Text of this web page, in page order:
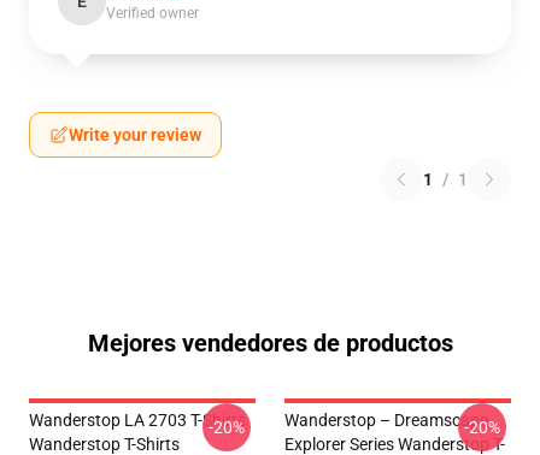
Verified owner
Write your review
1 / 1
Mejores vendedores de productos
Wanderstop LA 2703 T-Shirts
Wanderstop T-Shirts
-20%
Wanderstop – Dreamscape
Explorer Series Wanderstop T-
-20%